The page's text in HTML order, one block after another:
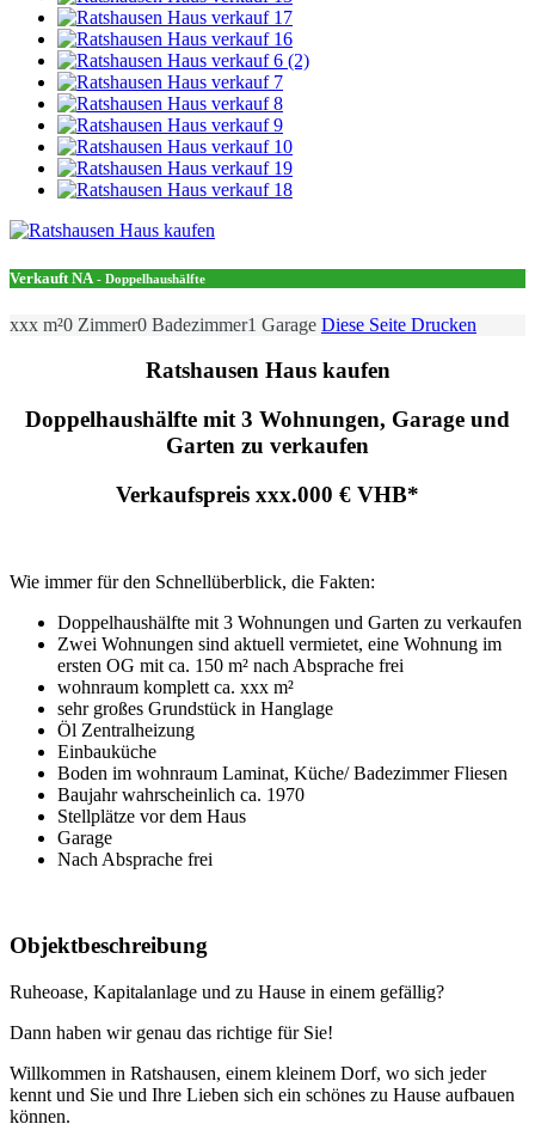
Verkauft NA - Doppelhaushälfte
xxx m²0 Zimmer0 Badezimmer1 Garage Diese Seite Drucken
Ratshausen Haus kaufen
Doppelhaushälfte mit 3 Wohnungen, Garage und
Garten zu verkaufen
Verkaufspreis xxx.000 € VHB*
Wie immer für den Schnellüberblick, die Fakten:
Doppelhaushälfte mit 3 Wohnungen und Garten zu verkaufen
Zwei Wohnungen sind aktuell vermietet, eine Wohnung im
ersten OG mit ca. 150 m² nach Absprache frei
wohnraum komplett ca. xxx m²
sehr großes Grundstück in Hanglage
Öl Zentralheizung
Einbauküche
Boden im wohnraum Laminat, Küche/ Badezimmer Fliesen
Baujahr wahrscheinlich ca. 1970
Stellplätze vor dem Haus
Garage
Nach Absprache frei
Objektbeschreibung
Ruheoase, Kapitalanlage und zu Hause in einem gefällig?
Dann haben wir genau das richtige für Sie!
Willkommen in Ratshausen, einem kleinem Dorf, wo sich jeder
kennt und Sie und Ihre Lieben sich ein schönes zu Hause aufbauen
können.